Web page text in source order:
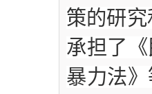
策的研
承担了
暴力法